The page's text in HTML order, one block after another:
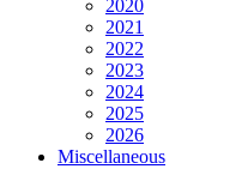
2020
2021
2022
2023
2024
2025
2026
Miscellaneous